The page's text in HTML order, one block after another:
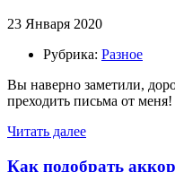
23 Января 2020
Рубрика: Разное
Вы наверно заметили,
преходить письма от меня!
Читать далее
Как подобрать